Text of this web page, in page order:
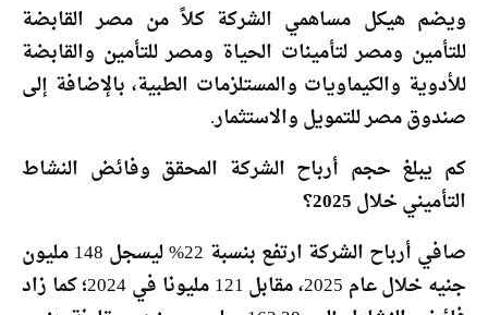
ويضم هيكل مساهمي الشركة كلاً من مصر القابضة
للتأمين ومصر لتأمينات الحياة ومصر للتأمين والقابضة
للأدوية والكيماويات والمستلزمات الطبية، بالإضافة إلى
صندوق مصر للتمويل والاستثمار.
كم يبلغ حجم أرباح الشركة المحقق وفائض النشاط
التأميني خلال 2025؟
صافي أرباح الشركة ارتفع بنسبة 22% ليسجل 148 مليون
جنيه خلال عام 2025، مقابل 121 مليونا في 2024؛ كما زاد